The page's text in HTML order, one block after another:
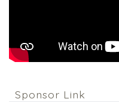
Sponsor Link